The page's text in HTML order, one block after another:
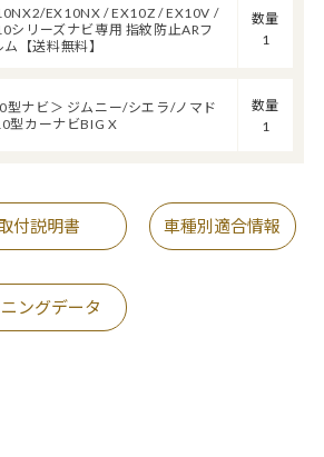
EX10NX / EX10Z / EX10V /
シリーズナビ専用 指紋防止ARフ
ム【送料無料】
数量
1
型ナビ＞ ジムニー/シエラ/ノマド
型カーナビBIG X
数量
1
付説明書 車種別適合情報
ングデータ